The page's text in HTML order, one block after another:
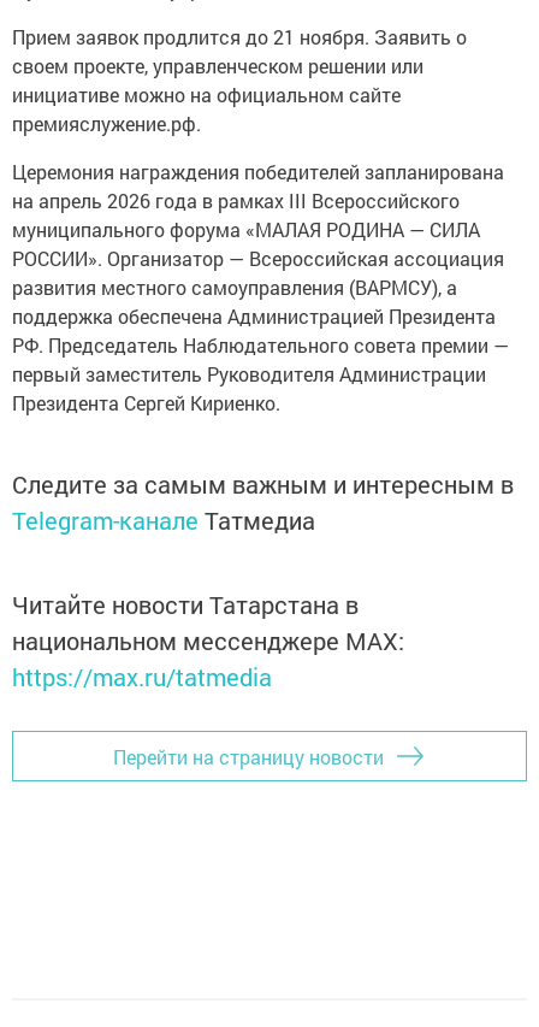
Прием заявок продлится до 21 ноября. Заявить о
своем проекте, управленческом решении или
инициативе можно на официальном сайте
премияслужение.рф.
Церемония награждения победителей запланирована
на апрель 2026 года в рамках III Всероссийского
муниципального форума «МАЛАЯ РОДИНА — СИЛА
РОССИИ». Организатор — Всероссийская ассоциация
развития местного самоуправления (ВАРМСУ), а
поддержка обеспечена Администрацией Президента
РФ. Председатель Наблюдательного совета премии —
первый заместитель Руководителя Администрации
Президента Сергей Кириенко.
Следите за самым важным и интересным в
Telegram-канале Татмедиа
Читайте новости Татарстана в
национальном мессенджере MАХ:
https://max.ru/tatmedia
Перейти на страницу новости